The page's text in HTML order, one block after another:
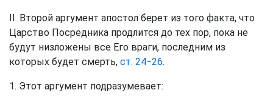
II. Второй аргумент апостол берет из того факта, что
Царство Посредника продлится до тех пор, пока не
будут низложены все Его враги, последним из
которых будет смерть, ст. 24−26.
1. Этот аргумент подразумевает: